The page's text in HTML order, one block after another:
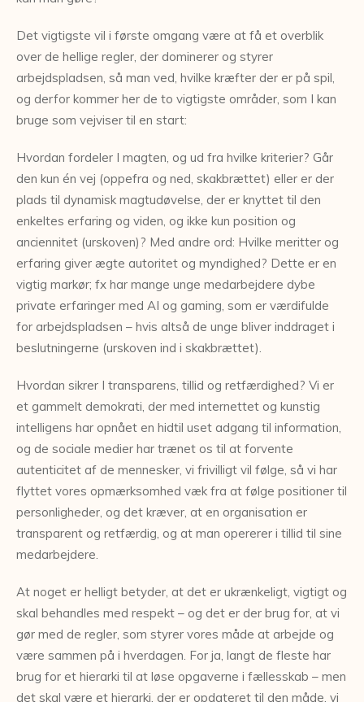
Det vigtigste vil i første omgang være at få et overblik
over de hellige regler, der dominerer og styrer
arbejdspladsen, så man ved, hvilke kræfter der er på spil,
og derfor kommer her de to vigtigste områder, som I kan
bruge som vejviser til en start:
Hvordan fordeler I magten, og ud fra hvilke kriterier? Går
den kun én vej (oppefra og ned, skakbrættet) eller er der
plads til dynamisk magtudøvelse, der er knyttet til den
enkeltes erfaring og viden, og ikke kun position og
anciennitet (urskoven)? Med andre ord: Hvilke meritter og
erfaring giver ægte autoritet og myndighed? Dette er en
vigtig markør; fx har mange unge medarbejdere dybe
private erfaringer med AI og gaming, som er værdifulde
for arbejdspladsen – hvis altså de unge bliver inddraget i
beslutningerne (urskoven ind i skakbrættet).
Hvordan sikrer I transparens, tillid og retfærdighed? Vi er
et gammelt demokrati, der med internettet og kunstig
intelligens har opnået en hidtil uset adgang til information,
og de sociale medier har trænet os til at forvente
autenticitet af de mennesker, vi frivilligt vil følge, så vi har
flyttet vores opmærksomhed væk fra at følge positioner til
personligheder, og det kræver, at en organisation er
transparent og retfærdig, og at man opererer i tillid til sine
medarbejdere.
At noget er helligt betyder, at det er ukrænkeligt, vigtigt og
skal behandles med respekt – og det er der brug for, at vi
gør med de regler, som styrer vores måde at arbejde og
være sammen på i hverdagen. For ja, langt de fleste har
brug for et hierarki til at løse opgaverne i fællesskab – men
det skal være et hierarki, der er opdateret til den måde, vi